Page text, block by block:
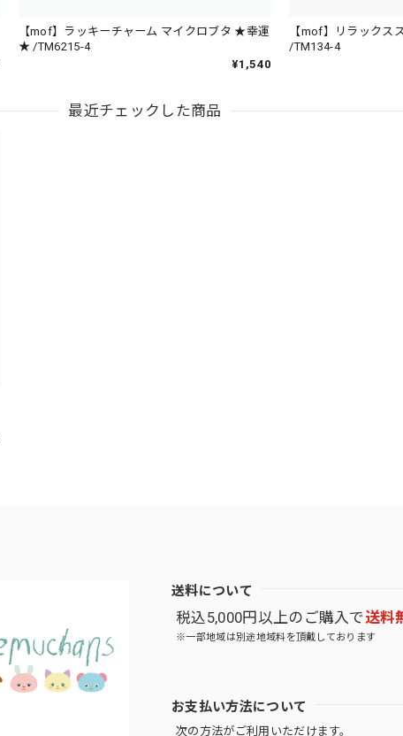
【mof】ラッキーチャーム マイクロブタ ★幸運
★ /TM6215-4
¥1,540
【mof】リラックス
/TM134-4
最近チェックした商品
送料について
税込5,000円以上のご購入で送料
※一部地域は別途地域料を頂戴しております
お支払い方法について
次の方法がご利用いただけます。